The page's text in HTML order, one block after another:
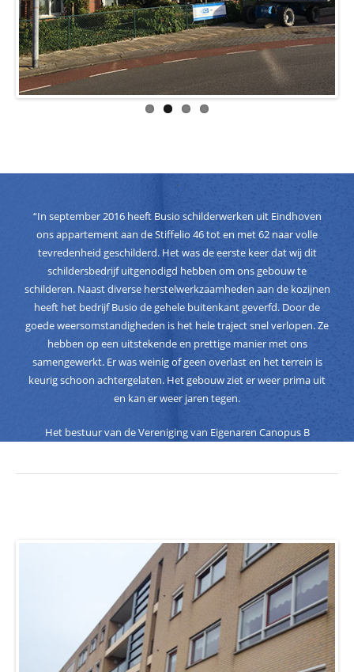
.
“In september 2016 heeft Busio schilderwerken uit Eindhoven
ons appartement aan de Stiffelio 46 tot en met 62 naar volle
tevredenheid geschilderd. Het was de eerste keer dat wij dit
schildersbedrijf uitgenodigd hebben om ons gebouw te
schilderen. Naast diverse herstelwerkzaamheden aan de kozijnen
heeft het bedrijf Busio de gehele buitenkant geverfd. Door de
goede weersomstandigheden is het hele traject snel verlopen. Ze
hebben op een uitstekende en prettige manier met ons
samengewerkt. Er was weinig of geen overlast en het terrein is
keurig schoon achtergelaten. Het gebouw ziet er weer prima uit
en kan er weer jaren tegen.
Het bestuur van de Vereniging van Eigenaren Canopus B